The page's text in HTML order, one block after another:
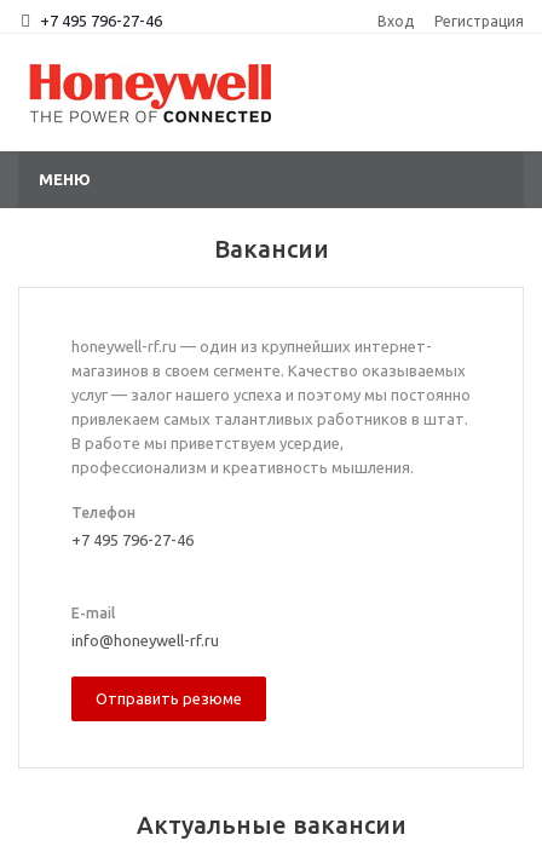
+7 495 796-27-46 Вход Регистрация
МЕНЮ
Вакансии
honeywell-rf.ru — один из крупнейших интернет-
магазинов в своем сегменте. Качество оказываемых
услуг — залог нашего успеха и поэтому мы постоянно
привлекаем самых талантливых работников в штат.
В работе мы приветствуем усердие,
профессионализм и креативность мышления.
Телефон
+7 495 796-27-46
E-mail
info@honeywell-rf.ru
Отправить резюме
Актуальные вакансии